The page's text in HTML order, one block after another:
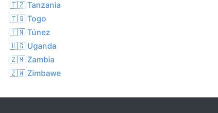
🇹🇿 Tanzania
🇹🇬 Togo
🇹🇳 Túnez
🇺🇬 Uganda
🇿🇲 Zambia
🇿🇼 Zimbawe